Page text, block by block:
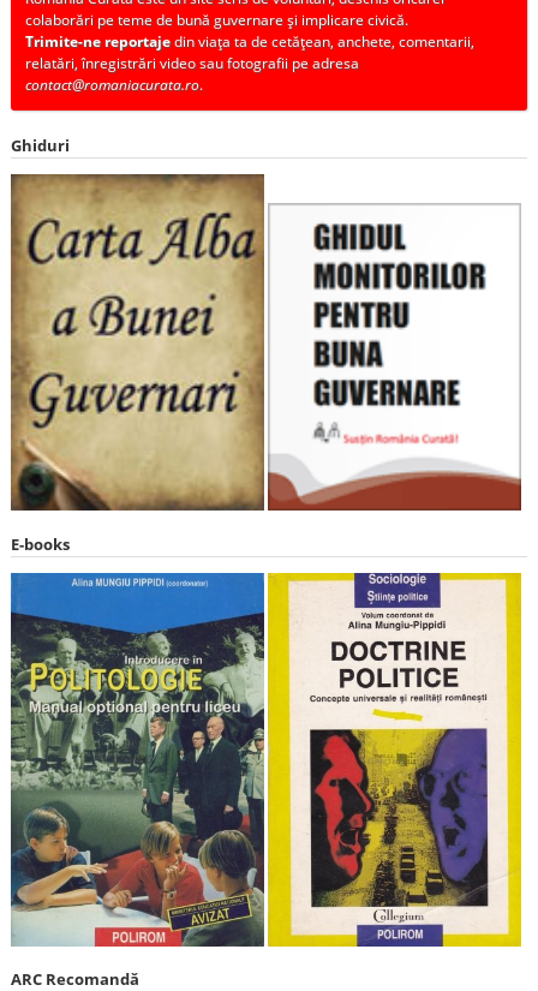
colaborări pe teme de bună guvernare și implicare civică.
Trimite-ne reportajedin viața ta de cetățean, anchete, comentarii,
relatări, înregistrări video sau fotografii pe adresa
contact@romaniacurata.ro.
Ghiduri
E-books
ARC Recomandă